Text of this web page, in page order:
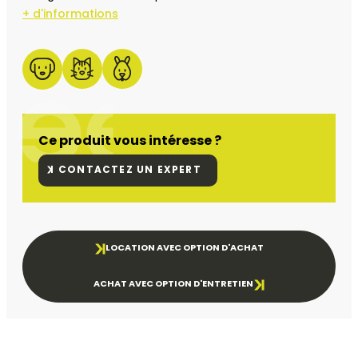
+ d'informations
Ce produit vous intéresse ?
CONTACTEZ UN EXPERT
LOCATION AVEC OPTION D'ACHAT
ACHAT AVEC OPTION D'ENTRETIEN